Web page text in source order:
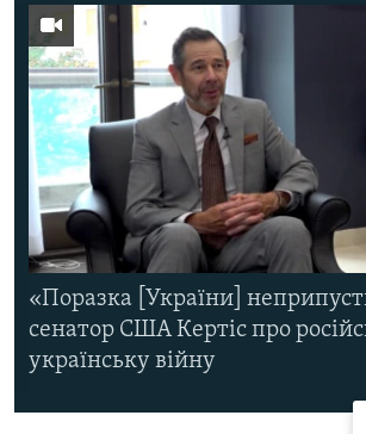
«Поразка [України]
сенатор США Кертіс про
українську війну